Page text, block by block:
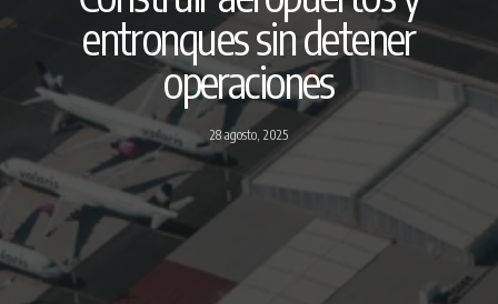
entronques sin detener
operaciones
28 agosto, 2025